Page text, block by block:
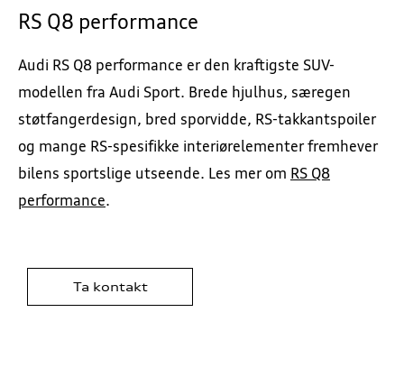
RS Q8 performance
Audi RS Q8 performance er den kraftigste SUV-
modellen fra Audi Sport. Brede hjulhus, særegen
støtfangerdesign, bred sporvidde, RS-takkantspoiler
og mange RS-spesifikke interiørelementer fremhever
bilens sportslige utseende. Les mer om RS Q8
performance.
Ta kontakt